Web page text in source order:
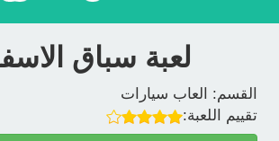
لعبة سباق
القسم:
العاب سيارات
تقييم اللعبة: